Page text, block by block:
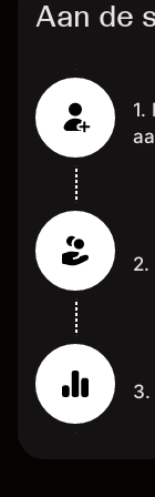
Aan de
1.
2.
3.